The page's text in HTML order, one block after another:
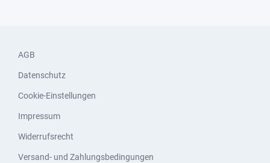
AGB
Datenschutz
Cookie-Einstellungen
Impressum
Widerrufsrecht
Versand- und Zahlungsbedingungen